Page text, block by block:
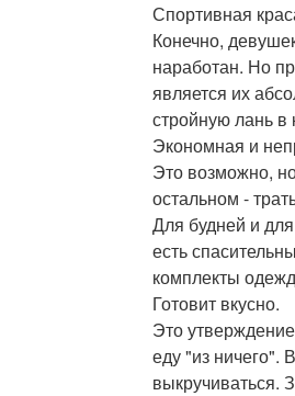
Спортивная
Конечно,
наработан. Но
является их
стройную лань в
Экономная и
Это возможно,
остальном -
Для будней и
есть
комплекты
Готовит вкусно.
Это
еду "из ничего".
выкручиваться.